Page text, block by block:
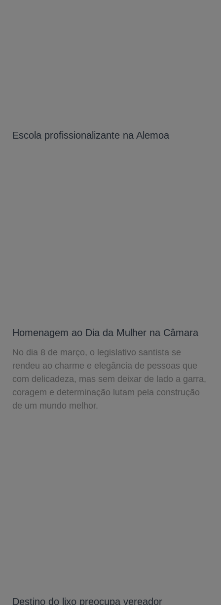
Escola profissionalizante na Alemoa
Homenagem ao Dia da Mulher na Câmara
No dia 8 de março, o legislativo santista se
rendeu ao charme e elegância de pessoas que
com delicadeza, mas sem deixar de lado a garra,
coragem e determinação lutam pela construção
de um mundo melhor.
Destino do lixo preocupa vereador